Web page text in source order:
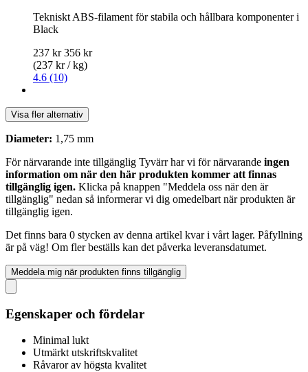
Tekniskt ABS-filament för stabila och hållbara komponenter i
Black
237 kr 356 kr
(237 kr / kg)
4.6 (10)
Visa fler alternativ
Diameter: 1,75 mm
För närvarande inte tillgänglig Tyvärr har vi för närvarande ingen
information om när den här produkten kommer att finnas
tillgänglig igen. Klicka på knappen "Meddela oss när den är
tillgänglig" nedan så informerar vi dig omedelbart när produkten är
tillgänglig igen.
Det finns bara 0 stycken av denna artikel kvar i vårt lager. Påfyllning
är på väg! Om fler beställs kan det påverka leveransdatumet.
Meddela mig när produkten finns tillgänglig
Egenskaper och fördelar
Minimal lukt
Utmärkt utskriftskvalitet
Råvaror av högsta kvalitet